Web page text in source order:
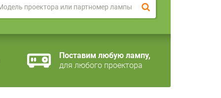
Поставим любую лампу,
для любого проектора